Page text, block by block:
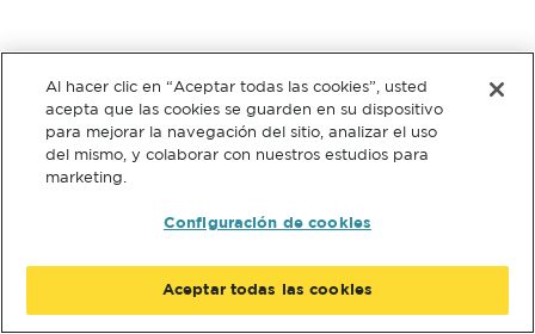
Al hacer clic en “Aceptar todas las cookies”, usted
acepta que las cookies se guarden en su dispositivo
para mejorar la navegación del sitio, analizar el uso
del mismo, y colaborar con nuestros estudios para
marketing.
Configuración de cookies
Aceptar todas las cookies